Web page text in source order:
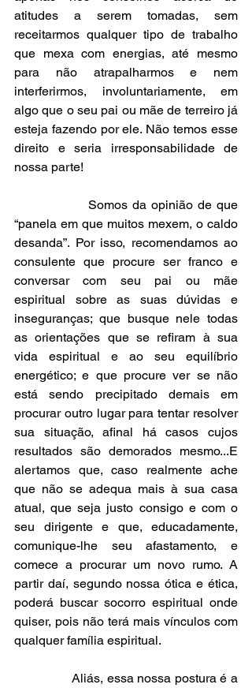
atitudes a serem tomadas, sem
receitarmos qualquer tipo de trabalho
que mexa com energias, até mesmo
para não atrapalharmos e nem
interferirmos, involuntariamente, em
algo que o seu pai ou mãe de terreiro já
esteja fazendo por ele. Não temos esse
direito e seria irresponsabilidade de
nossa parte!
                Somos da opinião de que
“panela em que muitos mexem, o caldo
desanda”. Por isso, recomendamos ao
consulente que procure ser franco e
conversar com seu pai ou mãe
espiritual sobre as suas dúvidas e
inseguranças; que busque nele todas
as orientações que se refiram à sua
vida espiritual e ao seu equilíbrio
energético; e que procure ver se não
está sendo precipitado demais em
procurar outro lugar para tentar resolver
sua situação, afinal há casos cujos
resultados são demorados mesmo...E
alertamos que, caso realmente ache
que não se adequa mais à sua casa
atual, que seja justo consigo e com o
seu dirigente e que, educadamente,
comunique-lhe seu afastamento, e
comece a procurar um novo rumo. A
partir daí, segundo nossa ótica e ética,
poderá buscar socorro espiritual onde
quiser, pois não terá mais vínculos com
qualquer família espiritual.
                Aliás, essa nossa postura é a